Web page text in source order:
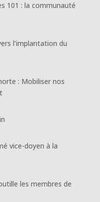
101 : la communauté
l’implantation du
: Mobiliser nos
vice-doyen à la
les membres de